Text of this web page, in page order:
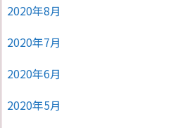
2020年8月
2020年7月
2020年6月
2020年5月